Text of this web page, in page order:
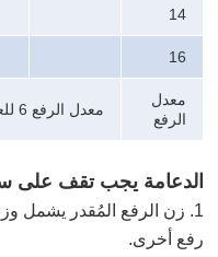
14
16
معدل
الرفع
معدل الرفع 6 للعناصر بعلامة * و 4 للعناصر الأخرى.
الدعامة يجب تقف
رفع أخرى.